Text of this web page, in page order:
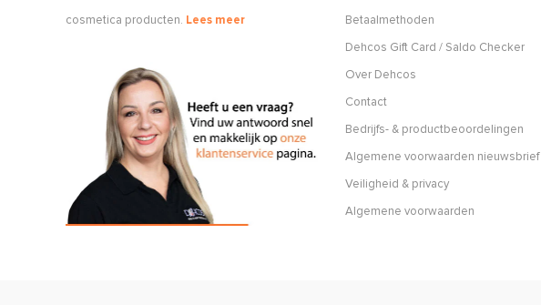
cosmetica producten. Lees meer Betaalmethoden
Dehcos Gift Card / Saldo Checker
Over Dehcos
Contact
Bedrijfs- & productbeoordelingen
Algemene voorwaarden nieuwsbrief
Veiligheid & privacy
Algemene voorwaarden